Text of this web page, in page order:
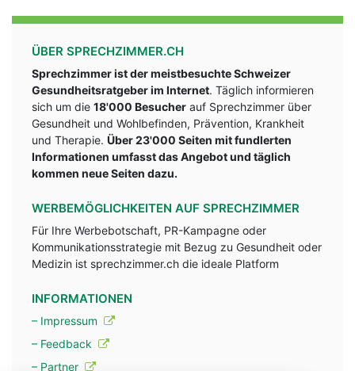
ÜBER SPRECHZIMMER.CH
Sprechzimmer ist der meistbesuchte Schweizer
Gesundheitsratgeber im Internet. Täglich informieren
sich um die 18'000 Besucher auf Sprechzimmer über
Gesundheit und Wohlbefinden, Prävention, Krankheit
und Therapie. Über 23'000 Seiten mit fundlerten
Informationen umfasst das Angebot und täglich
kommen neue Seiten dazu.
WERBEMÖGLICHKEITEN AUF SPRECHZIMMER
Für Ihre Werbebotschaft, PR-Kampagne oder
Kommunikationsstrategie mit Bezug zu Gesundheit oder
Medizin ist sprechzimmer.ch die ideale Platform
INFORMATIONEN
– Impressum
– Feedback
– Partner